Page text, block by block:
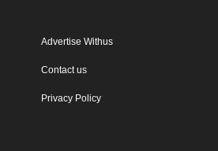
Advertise Withus
Contact us
Privacy Policy